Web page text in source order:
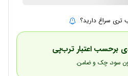
تری سراغ دارید؟
برحسب اعتبار ترب‌پی